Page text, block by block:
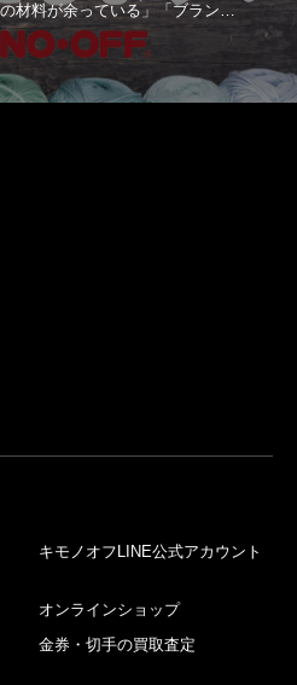
キモノオフLINE公式アカウント
オンラインショップ
金券・切手の買取査定